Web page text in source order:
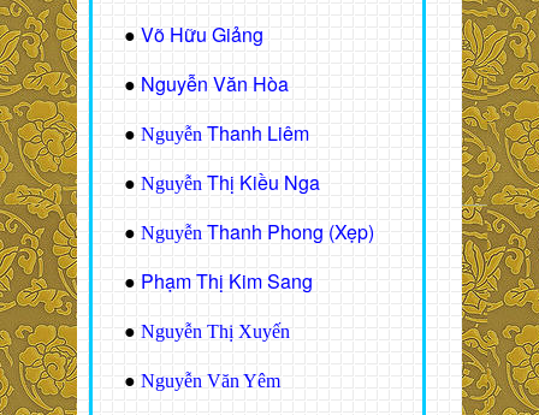
● Võ Hữu Giảng
● Nguyễn Văn Hòa
● Nguyễn Thanh Liêm
● Nguyễn Thị Kiều Nga
● Nguyễn Thanh Phong (Xẹp)
● Phạm Thị Kim Sang
● Nguyễn Thị Xuyến
● Nguyễn Văn Yêm